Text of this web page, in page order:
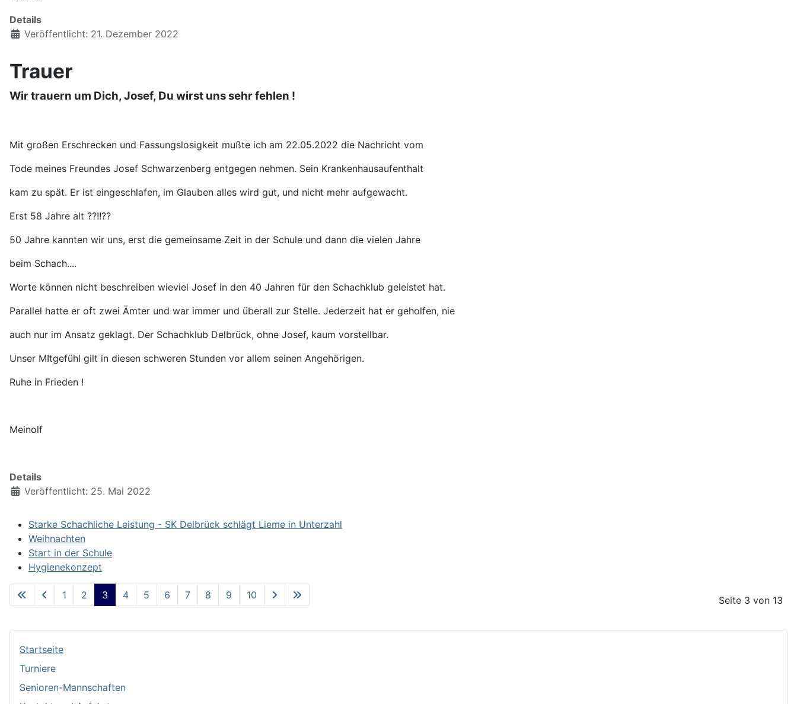
Startseite
Turniere
Senioren-Mannschaften
Details
Veröffentlicht: 21. Dezember 2022
Trauer
Wir trauern um Dich, Josef, Du wirst uns sehr fehlen !
Mit großen Erschrecken und Fassungslosigkeit mußte ich am 22.05.2022 die Nachricht vom
Tode meines Freundes Josef Schwarzenberg entgegen nehmen. Sein Krankenhausaufenthalt
kam zu spät. Er ist eingeschlafen, im Glauben alles wird gut, und nicht mehr aufgewacht.
Erst 58 Jahre alt ??!!??
50 Jahre kannten wir uns, erst die gemeinsame Zeit in der Schule und dann die vielen Jahre
beim Schach....
Worte können nicht beschreiben wieviel Josef in den 40 Jahren für den Schachklub geleistet hat.
Parallel hatte er oft zwei Ämter und war immer und überall zur Stelle. Jederzeit hat er geholfen, nie
auch nur im Ansatz geklagt. Der Schachklub Delbrück, ohne Josef, kaum vorstellbar.
Unser MItgefühl gilt in diesen schweren Stunden vor allem seinen Angehörigen.
Ruhe in Frieden !
Meinolf
Details
Veröffentlicht: 25. Mai 2022
Starke Schachliche Leistung - SK Delbrück schlägt Lieme in Unterzahl
Weihnachten
Start in der Schule
Hygienekonzept
Seite 3 von 13
1 2 3 4 5 6 7 8 9 10